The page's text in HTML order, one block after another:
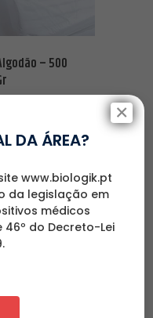
– 500
DA ÁREA?
www.biologik.pt
da legislação em
médicos
do Decreto-Lei
×